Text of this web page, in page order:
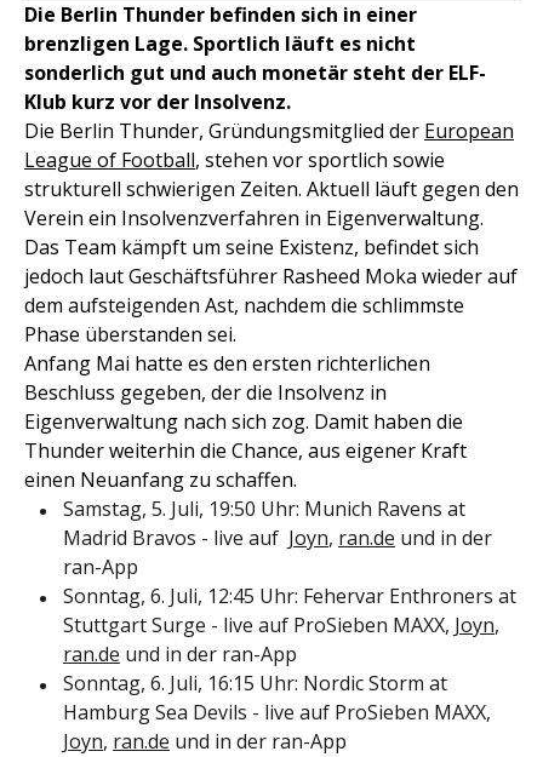
Die Berlin Thunder befinden sich in einer
brenzligen Lage. Sportlich läuft es nicht
sonderlich gut und auch monetär steht der ELF-
Klub kurz vor der Insolvenz.
Die Berlin Thunder, Gründungsmitglied der European
League of Football, stehen vor sportlich sowie
strukturell schwierigen Zeiten. Aktuell läuft gegen den
Verein ein Insolvenzverfahren in Eigenverwaltung.
Das Team kämpft um seine Existenz, befindet sich
jedoch laut Geschäftsführer Rasheed Moka wieder auf
dem aufsteigenden Ast, nachdem die schlimmste
Phase überstanden sei.
Anfang Mai hatte es den ersten richterlichen
Beschluss gegeben, der die Insolvenz in
Eigenverwaltung nach sich zog. Damit haben die
Thunder weiterhin die Chance, aus eigener Kraft
einen Neuanfang zu schaffen.
Samstag, 5. Juli, 19:50 Uhr: Munich Ravens at
Madrid Bravos - live auf Joyn, ran.de und in der
ran-App
Sonntag, 6. Juli, 12:45 Uhr: Fehervar Enthroners at
Stuttgart Surge - live auf ProSieben MAXX, Joyn,
ran.de und in der ran-App
Sonntag, 6. Juli, 16:15 Uhr: Nordic Storm at
Hamburg Sea Devils - live auf ProSieben MAXX,
Joyn, ran.de und in der ran-App